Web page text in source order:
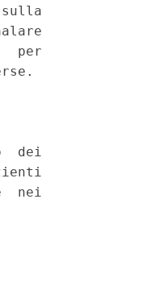
per
dei
nei